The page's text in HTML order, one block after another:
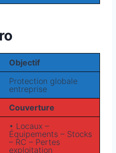
Objectif
Protection globale
entreprise
Couverture
• Locaux –
Équipements – Stocks
– RC – Pertes
exploitation